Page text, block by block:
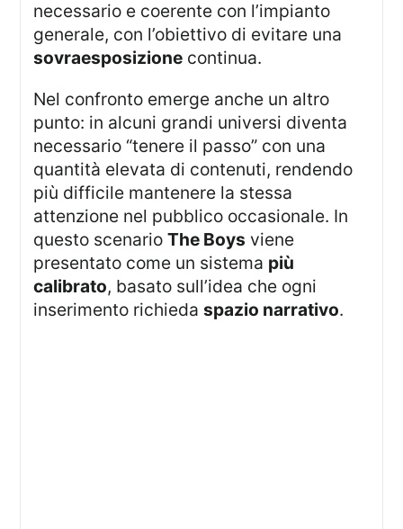
necessario e coerente con l’impianto
generale, con l’obiettivo di evitare una
sovraesposizione continua.
Nel confronto emerge anche un altro
punto: in alcuni grandi universi diventa
necessario “tenere il passo” con una
quantità elevata di contenuti, rendendo
più difficile mantenere la stessa
attenzione nel pubblico occasionale. In
questo scenarioThe Boys viene
presentato come un sistema più
calibrato, basato sull’idea che ogni
inserimento richiedaspazio narrativo.